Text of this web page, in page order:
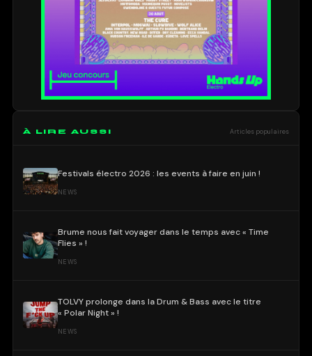
À LIRE AUSSI Articles populaires
Festivals électro 2026 : les events à faire en juin !
NEWS
Brume nous fait voyager dans le temps avec « Time
Flies » !
NEWS
TOLVY prolonge dans la Drum & Bass avec le titre
« Polar Night » !
NEWS